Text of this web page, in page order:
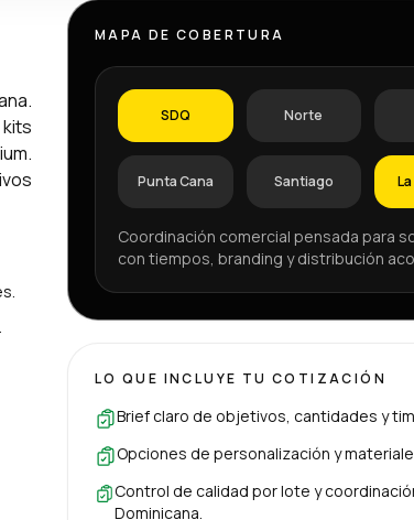
MAPA DE COBERTURA
SDQ Norte
Punta Cana Santiago
Coordinación comercial pensada para
con tiempos, branding y distribución
LO QUE INCLUYE TU COTIZACIÓN
Brief claro de objetivos, cantidades y
Opciones de personalización y
Control de calidad por lote y
Dominicana.